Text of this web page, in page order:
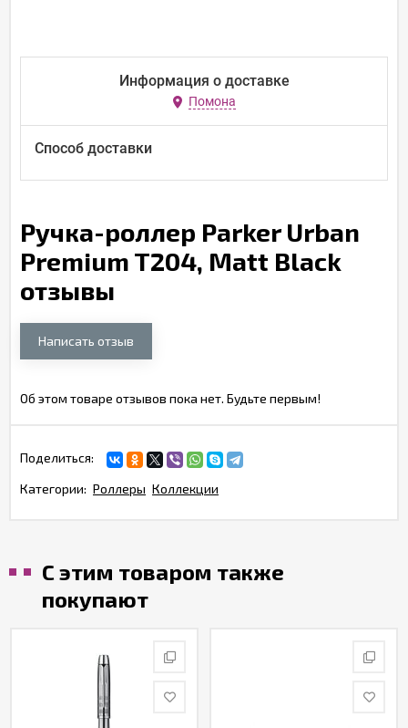
Информация о доставке
Помона
Способ доставки
Ручка-роллер Parker Urban
Premium T204, Matt Black
отзывы
Написать отзыв
Об этом товаре отзывов пока нет. Будьте первым!
Поделиться:
Категории: Роллеры Коллекции
С этим товаром также
покупают